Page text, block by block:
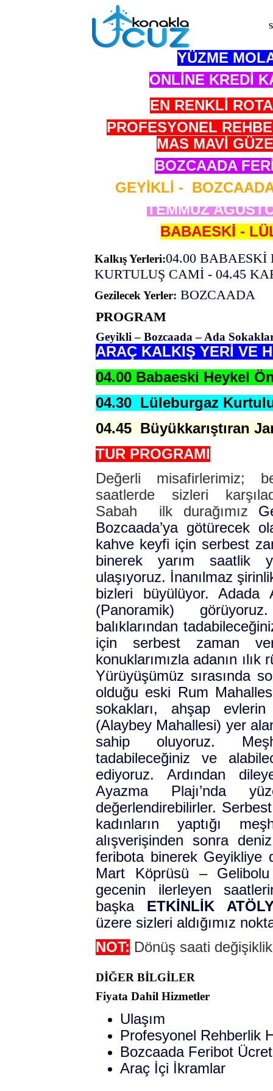
YÜZME
ONLİNE KREDİ
EN RENKLİ
PROFESYONEL
MAS MAVİ
BOZCAADA
GEYİKLİ -
TEMMUZ
BABAESKİ -
Kalkış Yerleri:04.00 BABAESKİ
KURTULUŞ CAMİ - 04.45
Gezilecek Yerler: BOZCAADA
PROGRAM
Geyikli – Bozcaada – Ada
ARAÇ KALKIŞ YERİ VE
04.00 Babaeski Heykel
04.30 Lüleburgaz
04.45 Büyükkarıştıran
TUR PROGRAMI
Değerli misafirlerimiz;
saatlerde sizleri
Sabah ilk durağımız
Bozcaada’ya götürecek
kahve keyfi için serbest
binerek yarım saatlik
ulaşıyoruz. İnanılmaz
bizleri büyülüyor. Adada
(Panoramik)
balıklarından
için serbest zaman
konuklarımızla adanın
Yürüyüşümüz sırasında
olduğu eski Rum
sokakları, ahşap
(Alaybey Mahallesi) yer
sahip oluyoruz.
tadabileceğiniz ve
ediyoruz. Ardından
Ayazma Plajı’nda
değerlendirebilirler.
kadınların yaptığı
alışverişinden sonra deniz
feribota binerek Geyikliye
Mart Köprüsü –
gecenin ilerleyen
başka ETKİNLİK
üzere sizleri aldığımız
NOT: Dönüş saati
DİĞER BİLGİLER
Fiyata Dahil Hizmetler
Ulaşım
Profesyonel Rehberlik
Bozcaada Feribot
Araç İçi İkramlar